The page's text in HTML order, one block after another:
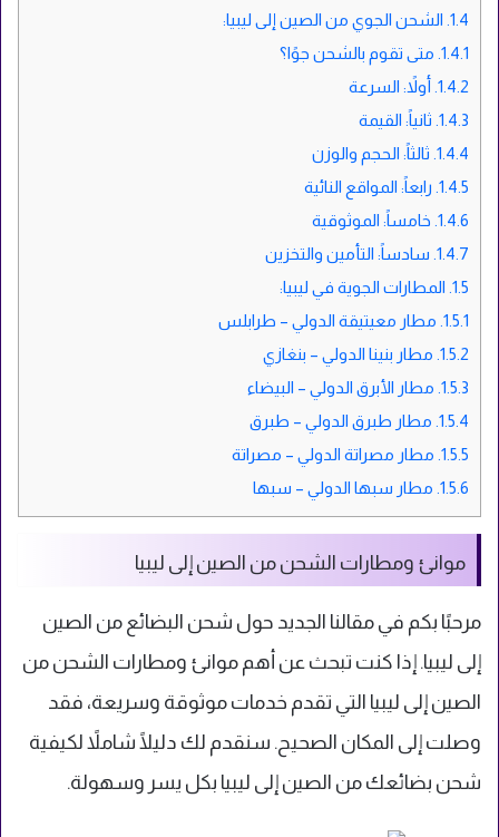
1.4. الشحن الجوي من الصين إلى ليبيا:
1.4.1. متى تقوم بالشحن جوًا؟
1.4.2. أولاً: السرعة
1.4.3. ثانياً: القيمة
1.4.4. ثالثاً: الحجم والوزن
1.4.5. رابعاً: المواقع النائية
1.4.6. خامساً: الموثوقية
1.4.7. سادساً: التأمين والتخزين
1.5. المطارات الجوية في ليبيا:
1.5.1. مطار معيتيقة الدولي – طرابلس
1.5.2. مطار بنينا الدولي – بنغازي
1.5.3. مطار الأبرق الدولي – البيضاء
1.5.4. مطار طبرق الدولي – طبرق
1.5.5. مطار مصراتة الدولي – مصراتة
1.5.6. مطار سبها الدولي – سبها
موانئ ومطارات الشحن من الصين إلى ليبيا
مرحبًا بكم في مقالنا الجديد حول شحن البضائع من الصين
إلى ليبيا. إذا كنت تبحث عن أهم موانئ ومطارات الشحن من
الصين إلى ليبيا التي تقدم خدمات موثوقة وسريعة، فقد
وصلت إلى المكان الصحيح. سنقدم لك دليلًا شاملاً لكيفية
شحن بضائعك من الصين إلى ليبيا بكل يسر وسهولة.